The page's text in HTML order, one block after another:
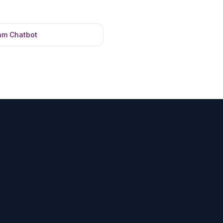
Chatbot